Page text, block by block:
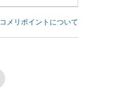
コメリポイントについて